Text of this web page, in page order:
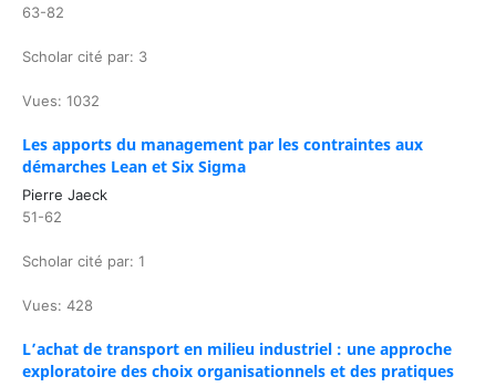
63-82
Scholar cité par: 3
Vues: 1032
Les apports du management par les contraintes aux
démarches Lean et Six Sigma
Pierre Jaeck
51-62
Scholar cité par: 1
Vues: 428
L’achat de transport en milieu industriel : une approche
exploratoire des choix organisationnels et des pratiques